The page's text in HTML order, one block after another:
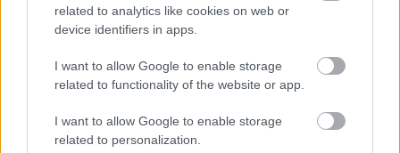
related to analytics like cookies on web or
device identifiers in apps.
I want to allow Google to enable storage
related to functionality of the website or app.
I want to allow Google to enable storage
related to personalization.
1991/8.
Korszak